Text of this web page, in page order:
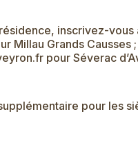
inscrivez-
Millau Grands Causses ;
pour Séverac
pour les